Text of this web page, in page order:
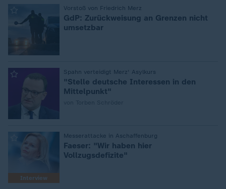
Vorstoß von Friedrich Merz
GdP: Zurückweisung an Grenzen nicht
umsetzbar
Spahn verteidigt Merz' Asylkurs
"Stelle deutsche Interessen in den
Mittelpunkt"
Interview
Messerattacke in Aschaffenburg
Faeser: "Wir haben hier
Vollzugsdefizite"